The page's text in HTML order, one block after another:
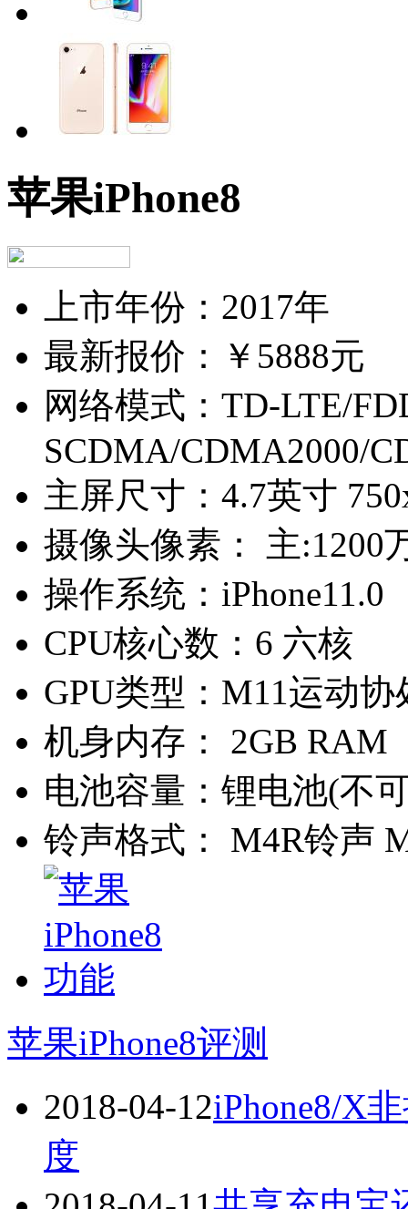
苹果iPhone8
上市年份： 2017年
最新报价：
￥5888元
网络模式： TD-LTE/
SCDMA/CDMA2000/
主屏尺寸： 4.7英寸
摄像头像素：
主:1200
操作系统： iPhone11.0
CPU核心数： 6 六核
GPU类型： M11运动协
机身内存：
2GB RAM
电池容量： 锂电池(不
铃声格式：
M4R铃声
苹果iPhone8评测
2018-04-12iPhone8/X
度